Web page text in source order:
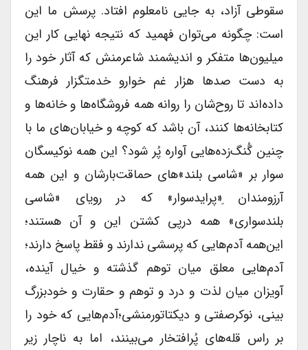
سقوطی آزاد، به جایی نامعلوم افتاد. پرسش ما این
است: چگونه می‌توان فهمید که نتیجه نهایی کار این
میلیون‌ها متفکر و اندیشمند شاعر‌منش که آثار خود را
به دست صدها هزار غم خوارو خدمتگزار فرهنگ
داده‌اند تا روح‌شان را روانه همه فروشگاه‌ها و خانه‌ها و
کتابخانه‌ها کنند، آن باشد که کوچه و خیابان‌های ما با
چنین گُنگ‌زده‌هایی آواره پُر شود؟ این همه نوکیسگان
سوار بر «شاسی بلند»های حماقت‌بارشان و این همه
آرزومندان ِ«پرایدسوار» که در رویای «شاسی
بلند‌سواری» همه در‌پی کشتن این و آن هستند؛
این‌همه آدم‌هایی که پرسشی ندارند و فقط پاسخ دارند؛
آدم‌هایی معلق میان توهم گذشته و خیال آینده،
آویزان میان لذت و درد و توهم و حقارت و خودبزرگ
بینی، نوکرصفتی و دیکتاتورمنشی؛آدم‌هایی که خود را
بر راس قله‌های پُرافتخار می‌بینند، اما به ناچار زیر